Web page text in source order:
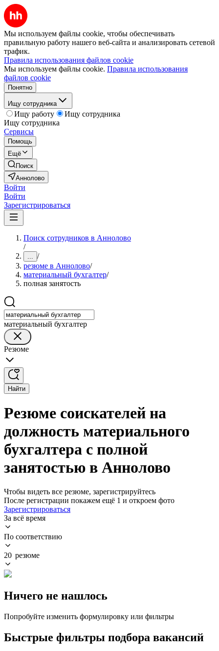
Мы используем файлы cookie, чтобы обеспечивать
правильную работу нашего веб-сайта и анализировать сетевой
трафик.
Правила использования файлов cookie
Мы используем файлы cookie. Правила использования
файлов cookie
Понятно
Ищу сотрудника
Ищу работу
Ищу сотрудника
Ищу сотрудника
Сервисы
Помощь
Ещё
Поиск
Аннолово
Войти
Войти
Зарегистрироваться
Поиск сотрудников в Аннолово
/
... /
резюме в Аннолово/
материальный бухгалтер/
полная занятость
материальный бухгалтер
Резюме
Найти
Резюме соискателей на
должность материального
бухгалтера с полной
занятостью в Аннолово
Чтобы видеть все резюме, зарегистрируйтесь
После регистрации покажем ещё 1 и откроем фото
Зарегистрироваться
За всё время
По соответствию
20 резюме
Ничего не нашлось
Попробуйте изменить формулировку или фильтры
Быстрые фильтры подбора вакансий